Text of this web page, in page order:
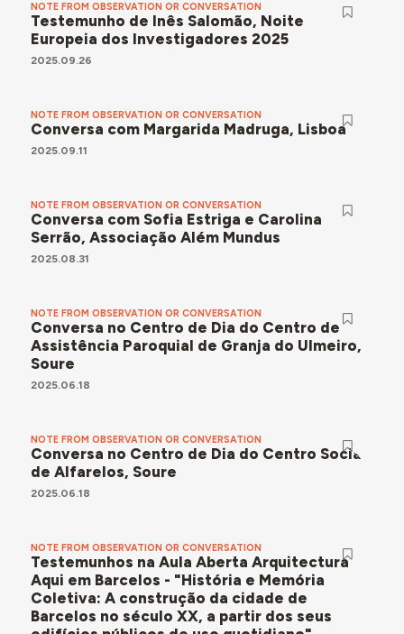
NOTE FROM OBSERVATION OR CONVERSATION
Testemunho de Inês Salomão, Noite
Europeia dos Investigadores 2025
2025.09.26
NOTE FROM OBSERVATION OR CONVERSATION
Conversa com Margarida Madruga, Lisboa
2025.09.11
NOTE FROM OBSERVATION OR CONVERSATION
Conversa com Sofia Estriga e Carolina
Serrão, Associação Além Mundus
2025.08.31
NOTE FROM OBSERVATION OR CONVERSATION
Conversa no Centro de Dia do Centro de
Assistência Paroquial de Granja do Ulmeiro,
Soure
2025.06.18
NOTE FROM OBSERVATION OR CONVERSATION
Conversa no Centro de Dia do Centro Social
de Alfarelos, Soure
2025.06.18
NOTE FROM OBSERVATION OR CONVERSATION
Testemunhos na Aula Aberta Arquitectura
Aqui em Barcelos - "História e Memória
Coletiva: A construção da cidade de
Barcelos no século XX, a partir dos seus